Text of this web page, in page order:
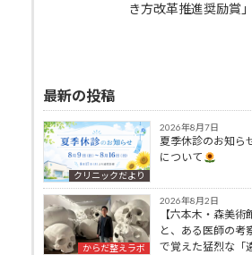
き方改革推進奨励賞
最新の投稿
クリニックだより
2026年8月7日
夏季休診のお知ら
について
からだ整えラボ
2026年8月2日
【六本木・森美
と、ある医師の考
で覚えた猛烈な「